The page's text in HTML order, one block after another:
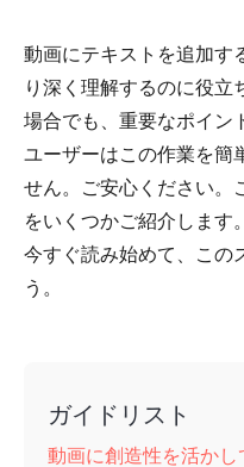
動画にテキストを追加す
り深く理解するのに役立
場合でも、重要なポイン
ユーザーはこの作業を簡
せん。ご安心ください。
をいくつかご紹介します
今すぐ読み始めて、この
う。
ガイドリスト
動画に創造性を活か